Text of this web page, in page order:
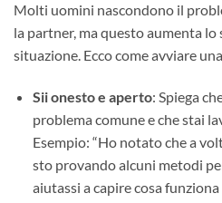
Molti uomini nascondono il
la partner, ma questo aumenta lo
situazione. Ecco come avviare
Sii onesto e aperto: Spiega
problema comune e che stai
Esempio: “Ho notato che a
sto provando alcuni metodi
aiutassi a capire cosa funziona